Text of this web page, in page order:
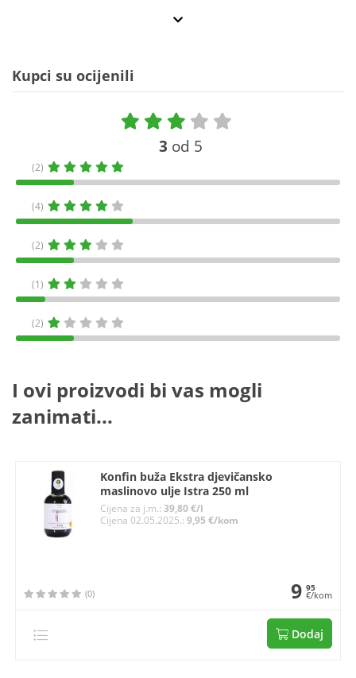
Kupci su ocijenili
3 od 5
(2)
(4)
(2)
(1)
(2)
I ovi proizvodi bi vas mogli
zanimati...
Konfin buža Ekstra djevičansko
maslinovo ulje Istra 250 ml
Cijena za j.m.:39,80 €/l
Cijena 02.05.2025.:9,95 €/kom
(0) 9 95
€/kom
Dodaj